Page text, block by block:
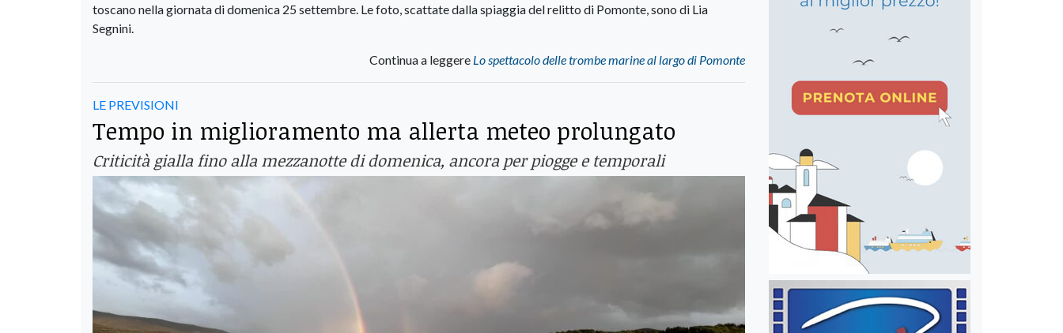
toscano nella giornata di domenica 25 settembre. Le foto, scattate dalla spiaggia del relitto di Pomonte, sono di Lia
Segnini.
Continua a leggere Lo spettacolo delle trombe marine al largo di Pomonte
LE PREVISIONI
Tempo in miglioramento ma allerta meteo prolungato
Criticità gialla fino alla mezzanotte di domenica, ancora per piogge e temporali